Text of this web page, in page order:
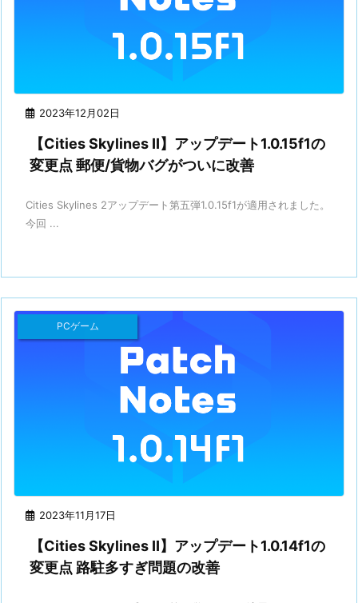
2023年12月02日
【Cities Skylines II】アップデート1.0.15f1の
変更点 郵便/貨物バグがついに改善
Cities Skylines 2アップデート第五弾1.0.15f1が適用されました。
今回 ...
2023年11月17日
PCゲーム
【Cities Skylines II】アップデート1.0.14f1の
変更点 路駐多すぎ問題の改善